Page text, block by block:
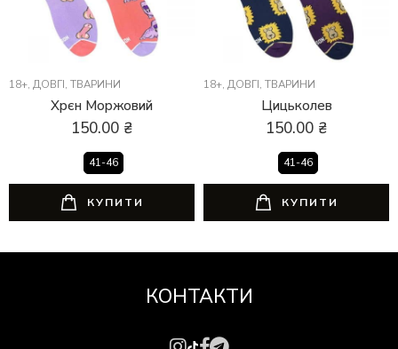
18+, ДОВГІ, ТВАРИНИ
Хрєн Моржовий
150.00 ₴
41-46
КУПИТИ
18+, ДОВГІ, ТВАРИНИ
Цицьколев
150.00 ₴
41-46
КУПИТИ
КОНТАКТИ